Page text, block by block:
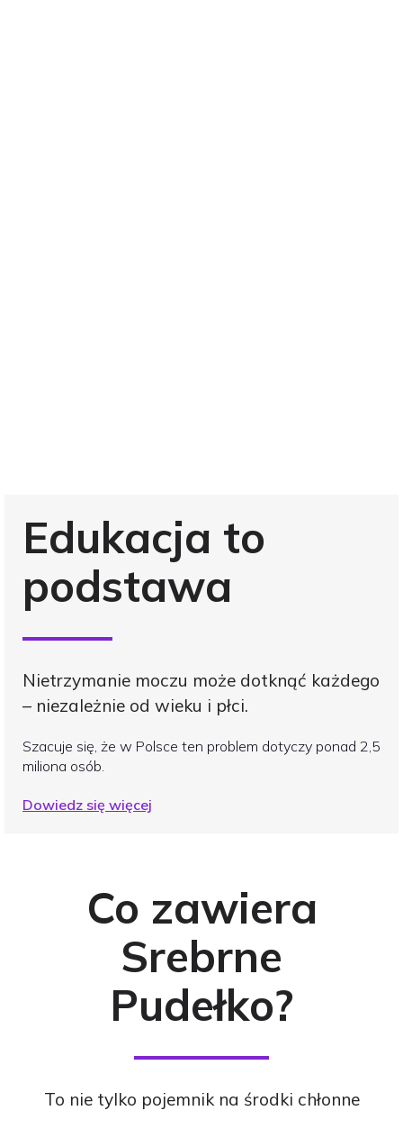
Edukacja to
podstawa
Nietrzymanie moczu może dotknąć każdego
– niezależnie od wieku i płci.
Szacuje się, że w Polsce ten problem dotyczy ponad 2,5
miliona osób.
Dowiedz się więcej
Co zawiera
Srebrne
Pudełko?
To nie tylko pojemnik na środki chłonne